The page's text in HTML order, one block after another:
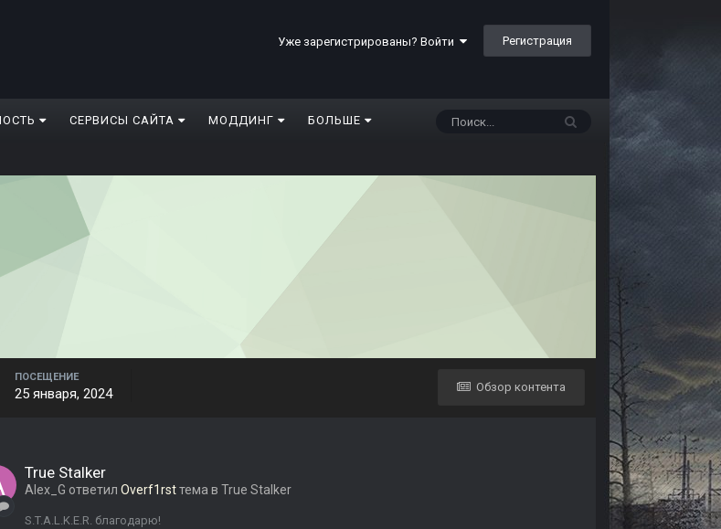
Уже зарегистрированы? Войти Регистрация
СЕРВИСЫ САЙТА МОДДИНГ БОЛЬШЕ
Обзор контента
ПОСЕЩЕНИЕ
25 января, 2024
True Stalker
Alex_G ответил Overf1rstтема в True Stalker
S.T.A.L.K.E.R. благодарю!